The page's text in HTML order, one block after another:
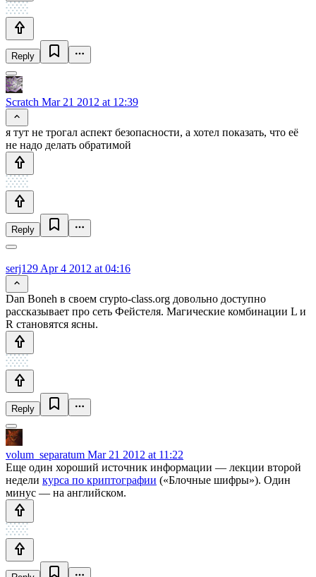
Reply
Scratch Mar 21 2012 at 12:39
я тут не трогал аспект безопасности, а хотел показать, что её
не надо делать обратимой
Reply
serj129 Apr 4 2012 at 04:16
Dan Boneh в своем crypto-class.org довольно доступно
рассказывает про сеть Фейстеля. Магические комбинации L и
R становятся ясны.
Reply
volum_separatum Mar 21 2012 at 11:22
Еще один хороший источник информации — лекции второй
недели курса по криптографии («Блочные шифры»). Один
минус — на английском.